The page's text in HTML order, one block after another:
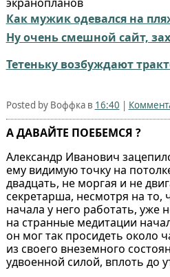
Как мужик одевался на
Ну очень смешной сайт,
Тетеньку возбуждают
Posted by Воффка в 16:40 |
А ДАВАЙТЕ ПОЕБЕМСЯ ?
Александр Иванович
ему видимую точку на
двадцать, не моргая и не
секретарша, несмотря на то,
начала у него работать,
на странные медитации
он мог так просидеть около
из своего внеземного
удвоенной силой, вплоть до